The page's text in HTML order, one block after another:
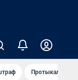
Протыкал